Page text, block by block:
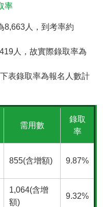
率
8,663人，到考率約
人，故實際錄取率為
表錄取率為報名人數計
需用數
錄取
率
855(含增額) 9.87%
1,064(含增
額)
9.32%